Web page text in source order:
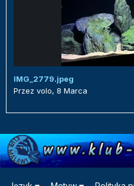
IMG_2779.jpeg
Przez volo, 8 Marca